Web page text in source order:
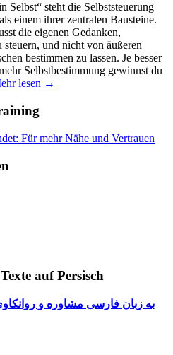
Selbst“ steht die Selbststeuerung
einem ihrer zentralen Bausteine.
die eigenen Gedanken,
und nicht von äußeren
bestimmen zu lassen. Je besser
Selbstbestimmung gewinnst du
lesen →
Für mehr Nähe und Vertrauen
auf Persisch
به زبان فارسی مشاوره و